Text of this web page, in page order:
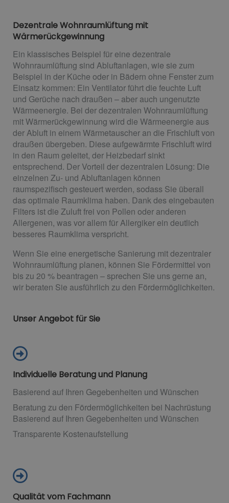
Dezentrale Wohnraumlüftung mit
Wärmerückgewinnung
Ein klassisches Beispiel für eine dezentrale
Wohnraumlüftung sind Abluftanlagen, wie sie zum
Beispiel in der Küche oder in Bädern ohne Fenster zum
Einsatz kommen: Ein Ventilator führt die feuchte Luft
und Gerüche nach draußen – aber auch ungenutzte
Wärmeenergie. Bei der dezentralen Wohnraumlüftung
mit Wärmerückgewinnung wird die Wärmeenergie aus
der Abluft in einem Wärmetauscher an die Frischluft von
draußen übergeben. Diese aufgewärmte Frischluft wird
in den Raum geleitet, der Heizbedarf sinkt
entsprechend. Der Vorteil der dezentralen Lösung: Die
einzelnen Zu- und Abluftanlagen können
raumspezifisch gesteuert werden, sodass Sie überall
das optimale Raumklima haben. Dank des eingebauten
Filters ist die Zuluft frei von Pollen oder anderen
Allergenen, was vor allem für Allergiker ein deutlich
besseres Raumklima verspricht.
Wenn Sie eine energetische Sanierung mit dezentraler
Wohnraumlüftung planen, können Sie Fördermittel von
bis zu 20 % beantragen – sprechen Sie uns gerne an,
wir beraten Sie ausführlich zu den Fördermöglichkeiten.
Unser Angebot für Sie
Individuelle Beratung und Planung
Basierend auf Ihren Gegebenheiten und Wünschen
Beratung zu den Fördermöglichkeiten bei Nachrüstung
Basierend auf Ihren Gegebenheiten und Wünschen
Transparente Kostenaufstellung
Qualität vom Fachmann